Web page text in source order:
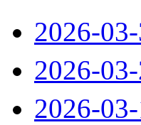
2026-
2026-
2026-